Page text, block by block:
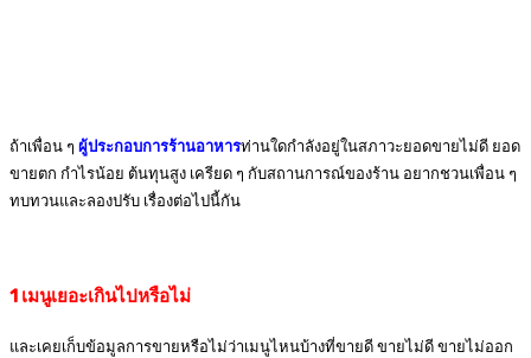
ถ้าเพื่อน ๆ ผู้ประกอบการร้านอาหารท่านใดกำลังอยู่ในสภาวะยอดขายไม่ดี ยอด
ขายตก กำไรน้อย ต้นทุนสูง เครียด ๆ กับสถานการณ์ของร้าน อยากชวนเพื่อน ๆ
ทบทวนและลองปรับ เรื่องต่อไปนี้กัน
1 เมนูเยอะเกินไปหรือไม่
และเคยเก็บข้อมูลการขายหรือไม่ว่าเมนูไหนบ้างที่ขายดี ขายไม่ดี ขายไม่ออก